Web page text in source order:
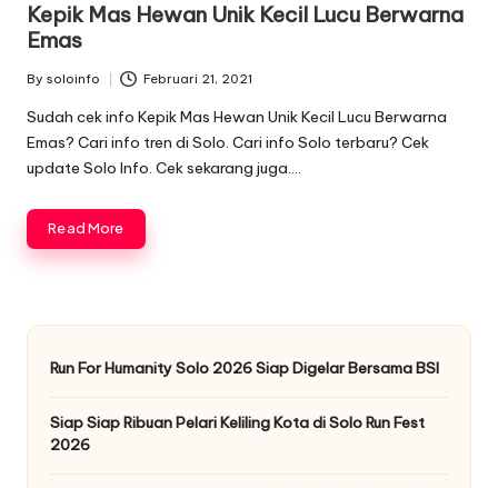
Kepik Mas Hewan Unik Kecil Lucu Berwarna
Emas
Posted
by
By soloinfo Februari 21, 2021
Sudah cek info Kepik Mas Hewan Unik Kecil Lucu Berwarna
Emas? Cari info tren di Solo. Cari info Solo terbaru? Cek
update Solo Info. Cek sekarang juga….
Read More
Run For Humanity Solo 2026 Siap Digelar Bersama BSI
Siap Siap Ribuan Pelari Keliling Kota di Solo Run Fest
2026